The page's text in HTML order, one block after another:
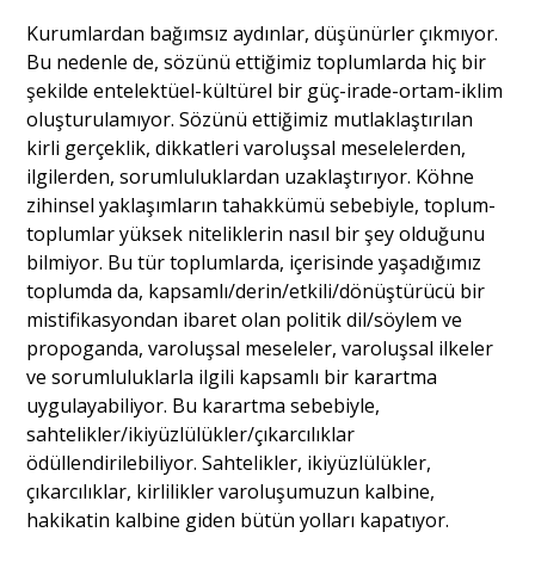
Eğitim
Dosya Haber
Ankara Analiz
Sağlık
Kurumlardan bağımsız aydınlar, düşünürler çıkmıyor.
Bu nedenle de, sözünü ettiğimiz toplumlarda hiç bir
şekilde entelektüel-kültürel bir güç-irade-ortam-iklim
oluşturulamıyor. Sözünü ettiğimiz mutlaklaştırılan
kirli gerçeklik, dikkatleri varoluşsal meselelerden,
ilgilerden, sorumluluklardan uzaklaştırıyor. Köhne
zihinsel yaklaşımların tahakkümü sebebiyle, toplum-
toplumlar yüksek niteliklerin nasıl bir şey olduğunu
bilmiyor. Bu tür toplumlarda, içerisinde yaşadığımız
toplumda da, kapsamlı/derin/etkili/dönüştürücü bir
mistifikasyondan ibaret olan politik dil/söylem ve
propoganda, varoluşsal meseleler, varoluşsal ilkeler
ve sorumluluklarla ilgili kapsamlı bir karartma
uygulayabiliyor. Bu karartma sebebiyle,
sahtelikler/ikiyüzlülükler/çıkarcılıklar
ödüllendirilebiliyor. Sahtelikler, ikiyüzlülükler,
çıkarcılıklar, kirlilikler varoluşumuzun kalbine,
hakikatin kalbine giden bütün yolları kapatıyor.